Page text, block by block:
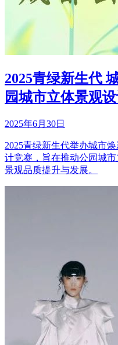
2025青绿新生代
园城市立体景观
2025年6月30日
2025青绿新生代举办城市
计竞赛，旨在推动公园城
景观品质提升与发展。